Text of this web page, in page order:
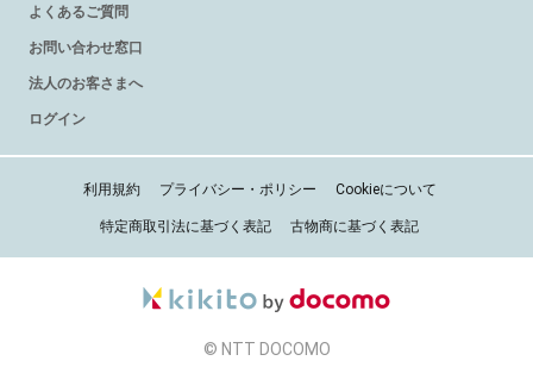
よくあるご質問
お問い合わせ窓口
法人のお客さまへ
ログイン
利用規約 プライバシー・ポリシー Cookieについて
特定商取引法に基づく表記 古物商に基づく表記
© NTT DOCOMO